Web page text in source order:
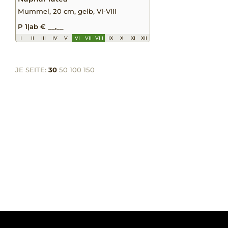
Mummel, 20 cm, gelb, VI-VIII
P 1|ab € __,__
I II III IV V VI VII VIII IX X XI XII
JE SEITE: 30 50 100 150